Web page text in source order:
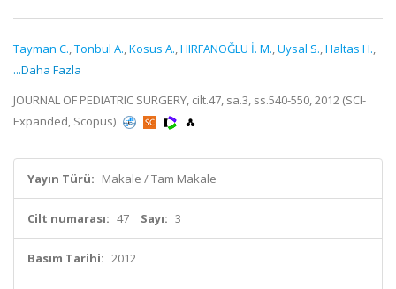
Tayman C.,Tonbul A.,Kosus A.,HIRFANOĞLU İ. M.,Uysal S.,Haltas H.,
...Daha Fazla
JOURNAL OF PEDIATRIC SURGERY, cilt.47, sa.3, ss.540-550, 2012 (SCI-
Expanded, Scopus)
Yayın Türü: Makale / Tam Makale
Cilt numarası: 47 Sayı: 3
Basım Tarihi: 2012